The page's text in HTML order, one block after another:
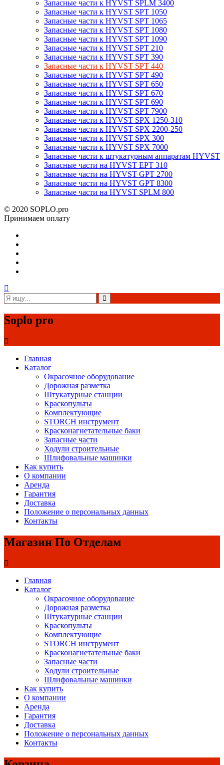
Запасные части к HYVST SPLM 3400
Запасные части к HYVST SPT 1050
Запасные части к HYVST SPT 1065
Запасные части к HYVST SPT 1080
Запасные части к HYVST SPT 1090
Запасные части к HYVST SPT 210
Запасные части к HYVST SPT 390
Запасные части к HYVST SPT 440
Запасные части к HYVST SPT 490
Запасные части к HYVST SPT 650
Запасные части к HYVST SPT 670
Запасные части к HYVST SPT 690
Запасные части к HYVST SPT 7900
Запасные части к HYVST SPX 1250-310
Запасные части к HYVST SPX 2200-250
Запасные части к HYVST SPX 300
Запасные части к HYVST SPX 7000
Запасные части к штукатурным аппаратам HYVST
Запасные части на HYVST EPT 310
Запасные части на HYVST GPT 2700
Запасные части на HYVST GPT 8300
Запасные части на HYVST SPLM 800
© 2020 SOPLO.pro
Принимаем оплату
Soplo pro
Главная
Каталог
Окрасочное оборудование
Дорожная разметка
Штукатурные станции
Краскопульты
Комплектующие
STORCH инструмент
Красконагнетательные баки
Запасные части
Ходули строительные
Шлифовальные машинки
Как купить
О компании
Аренда
Гарантия
Доставка
Положение о персональных данных
Контакты
Магазин По Отделам
Главная
Каталог
Окрасочное оборудование
Дорожная разметка
Штукатурные станции
Краскопульты
Комплектующие
STORCH инструмент
Красконагнетательные баки
Запасные части
Ходули строительные
Шлифовальные машинки
Как купить
О компании
Аренда
Гарантия
Доставка
Положение о персональных данных
Контакты